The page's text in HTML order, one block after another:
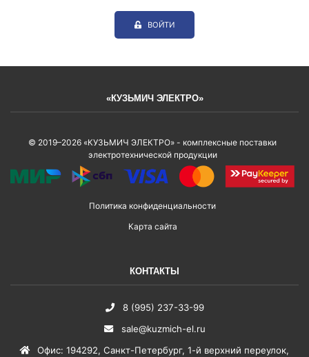
ВОЙТИ
«КУЗЬМИЧ ЭЛЕКТРО»
© 2019–2026 «КУЗЬМИЧ ЭЛЕКТРО» - комплексные поставки
электротехнической продукции
Политика конфиденциальности
Карта сайта
КОНТАКТЫ
8 (995) 237-33-99
sale@kuzmich-el.ru
Офис: 194292, Санкт-Петербург, 1-й верхний переулок,